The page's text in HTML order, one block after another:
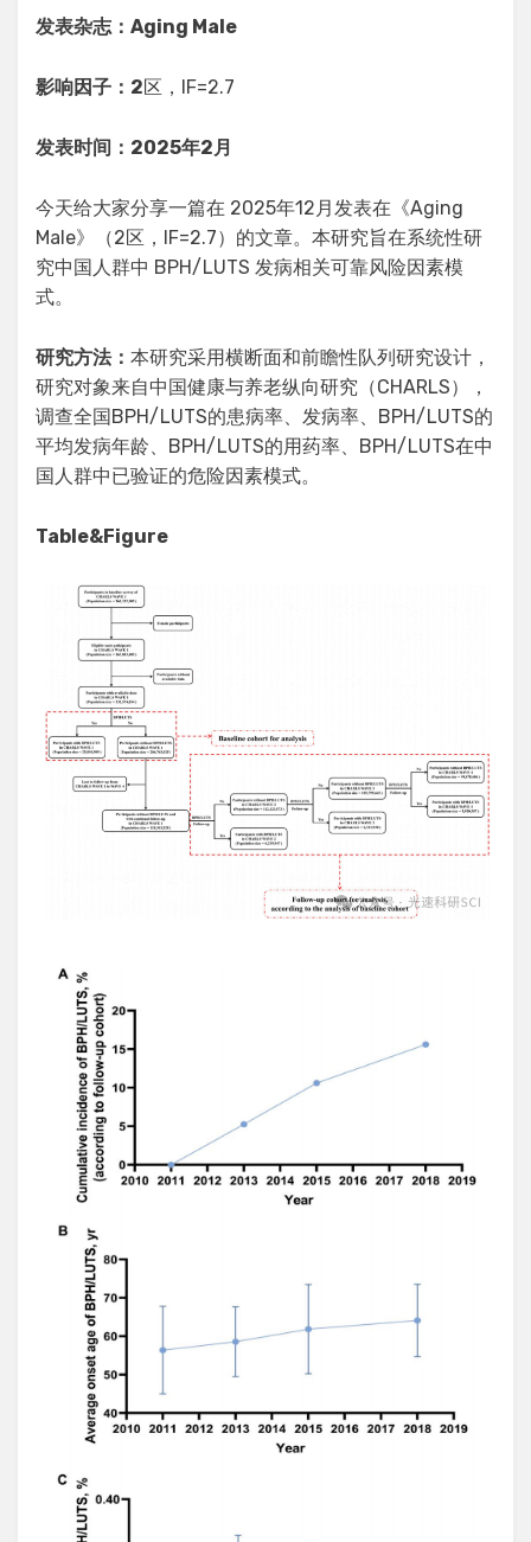
发表杂志：Aging Male
影响因子：2区，IF=2.7
发表时间：2025年2月
今天给大家分享一篇在 2025年12月发表在《Aging
Male》（2区，IF=2.7）的文章。本研究旨在系统性研
究中国人群中 BPH/LUTS 发病相关可靠风险因素模
式。
研究方法： 本研究采用横断面和前瞻性队列研究设计，
研究对象来自中国健康与养老纵向研究（CHARLS），
调查全国BPH/LUTS的患病率、发病率、BPH/LUTS的
平均发病年龄、BPH/LUTS的用药率、BPH/LUTS在中
国人群中已验证的危险因素模式。
Table&Figure